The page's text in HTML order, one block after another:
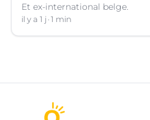
Et ex-international belge.
il y a 1 j 1 min